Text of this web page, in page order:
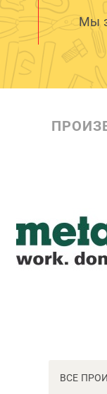
Мы
ВСЕ